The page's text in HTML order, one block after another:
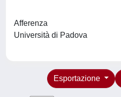
Afferenza
Università di Padova
Esportazione